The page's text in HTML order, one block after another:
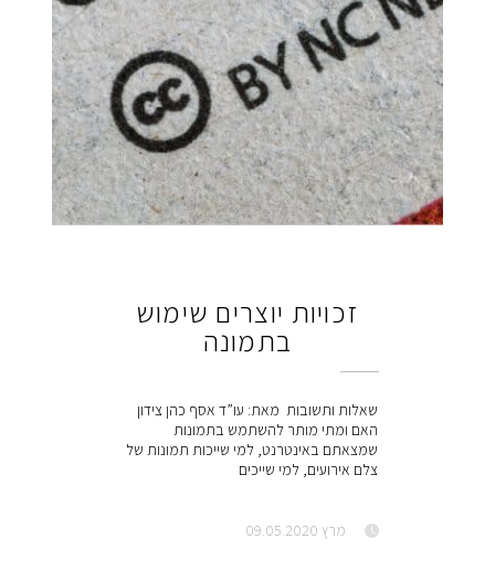
זכויות יוצרים שימוש
בתמונה
שאלות ותשובות מאת: עו”ד אסף כהן צידון
האם ומתי מותר להשתמש בתמונות
שמצאתם באינטרנט, למי שייכות תמונות של
צלם אירועים, למי שייכים
מרץ 09.05.2020